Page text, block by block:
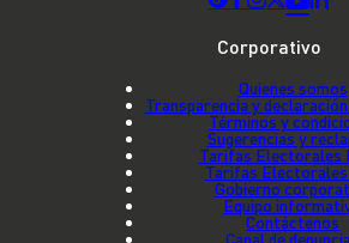
Corporativo
Quienes somos
Transparencia y
Términos y
Sugerencias y
Tarifas Electorales
Tarifas Electorales
Gobierno
Equipo
Contáctenos
Canal de